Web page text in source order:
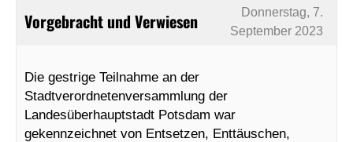
Vorgebracht und Verwiesen
Donnerstag, 7.
September 2023
Die gestrige Teilnahme an der
Stadtverordnetenversammlung der
Landesüberhauptstadt Potsdam war
gekennzeichnet von Entsetzen, Enttäuschen,